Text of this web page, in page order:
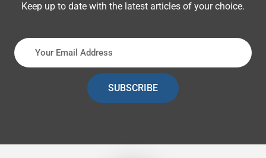
Keep up to date with the latest articles of your choice.
SUBSCRIBE